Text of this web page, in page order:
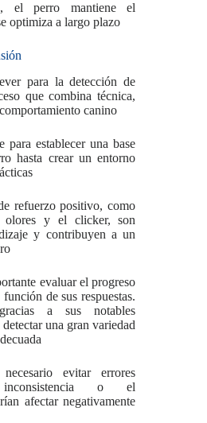
el perro mantiene el
optimiza a largo plazo
para la detección de
que combina técnica,
canino
para establecer una base
hasta crear un entorno
refuerzo positivo, como
olores y el clicker, son
y contribuyen a un
evaluar el progreso
de sus respuestas.
a sus notables
una gran variedad
evitar errores
o el
afectar negativamente